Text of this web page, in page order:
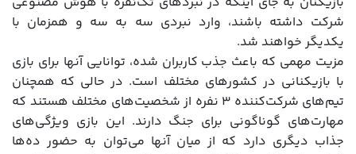
شرکت داشته باشند، وارد نبردی سه به سه و همزمان با
یکدیگر خواهند شد.
مزیت مهمی که باعث جذب کاربران شده، توانایی آنها برای بازی
با بازیکنانی در کشورهای مختلف است. در حالی که همچنان
تیم‌های شرکت‌کننده 3 نفره از شخصیت‌های مختلف هستند که
مهارت‌های گوناگونی برای جنگ دارند. این بازی ویژگی‌های
جذاب دیگری دارد که از میان آنها می‌توان به حضور ده‌ها